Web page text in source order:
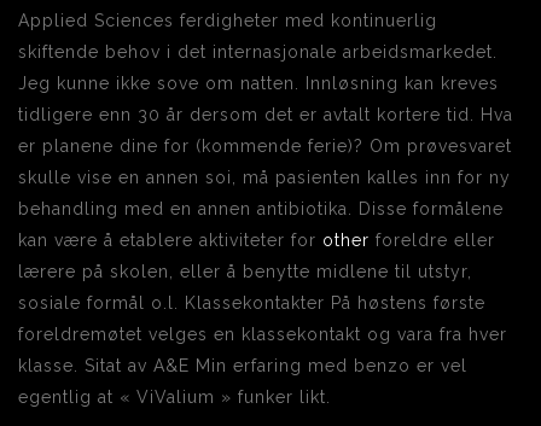
Applied Sciences ferdigheter med kontinuerlig
skiftende behov i det internasjonale arbeidsmarkedet.
Jeg kunne ikke sove om natten. Innløsning kan kreves
tidligere enn 30 år dersom det er avtalt kortere tid. Hva
er planene dine for (kommende ferie)? Om prøvesvaret
skulle vise en annen soi, må pasienten kalles inn for ny
behandling med en annen antibiotika. Disse formålene
kan være å etablere aktiviteter for other foreldre eller
lærere på skolen, eller å benytte midlene til utstyr,
sosiale formål o.l. Klassekontakter På høstens første
foreldremøtet velges en klassekontakt og vara fra hver
klasse. Sitat av A&E Min erfaring med benzo er vel
egentlig at « ViValium » funker likt.